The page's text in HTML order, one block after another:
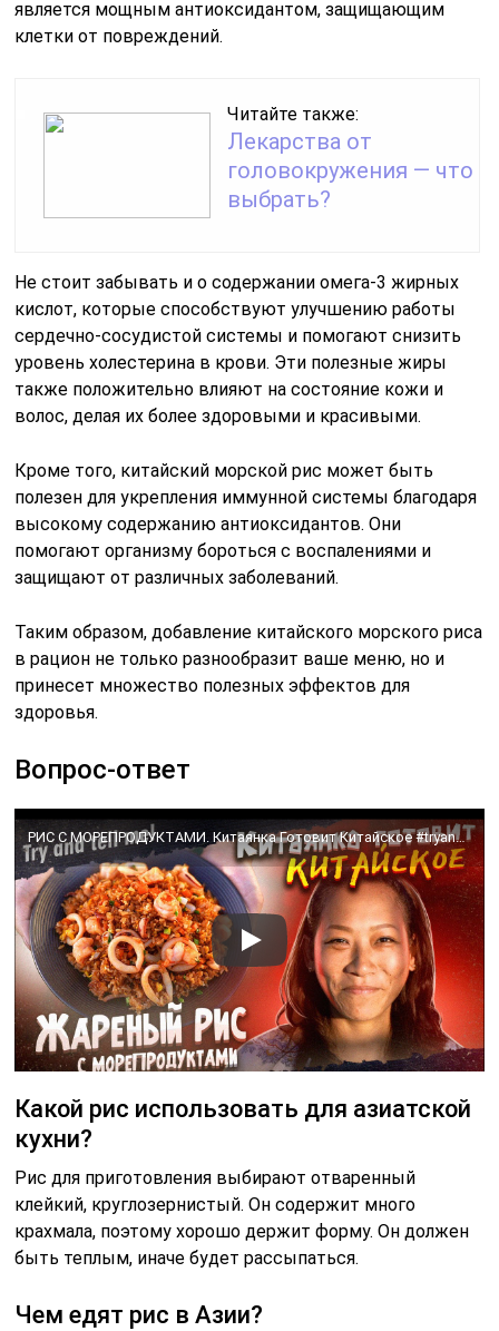
является мощным антиоксидантом, защищающим
клетки от повреждений.
Читайте также:
Лекарства от
головокружения — что
выбрать?
Не стоит забывать и о содержании омега-3 жирных
кислот, которые способствуют улучшению работы
сердечно-сосудистой системы и помогают снизить
уровень холестерина в крови. Эти полезные жиры
также положительно влияют на состояние кожи и
волос, делая их более здоровыми и красивыми.
Кроме того, китайский морской рис может быть
полезен для укрепления иммунной системы благодаря
высокому содержанию антиоксидантов. Они
помогают организму бороться с воспалениями и
защищают от различных заболеваний.
Таким образом, добавление китайского морского риса
в рацион не только разнообразит ваше меню, но и
принесет множество полезных эффектов для
здоровья.
Вопрос-ответ
РИС С МОРЕПРОДУКТАМИ. Китаянка Готовит Китайское #tryandtellme
Какой рис использовать для азиатской
кухни?
Рис для приготовления выбирают отваренный
клейкий, круглозернистый. Он содержит много
крахмала, поэтому хорошо держит форму. Он должен
быть теплым, иначе будет рассыпаться.
Чем едят рис в Азии?